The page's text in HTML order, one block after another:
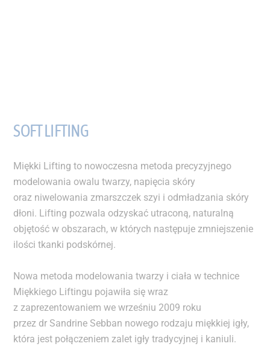
SOFT LIFTING
Miękki Lifting to nowoczesna metoda precyzyjnego
modelowania owalu twarzy, napięcia skóry
oraz niwelowania zmarszczek szyi i odmładzania skóry
dłoni. Lifting pozwala odzyskać utraconą, naturalną
objętość w obszarach, w których następuje zmniejszenie
ilości tkanki podskórnej.
Nowa metoda modelowania twarzy i ciała w technice
Miękkiego Liftingu pojawiła się wraz
z zaprezentowaniem we wrześniu 2009 roku
przez dr Sandrine Sebban nowego rodzaju miękkiej igły,
która jest połączeniem zalet igły tradycyjnej i kaniuli.